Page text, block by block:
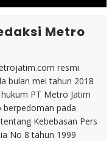
Metro
resmi
bulan mei tahun 2018
PT Metro Jatim
berpedoman pada
Kebebasan Pers
No 8 tahun 1999